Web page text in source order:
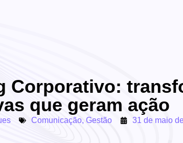
Corporativo:
que geram ação
Comunicação, Gestão 31 de maio